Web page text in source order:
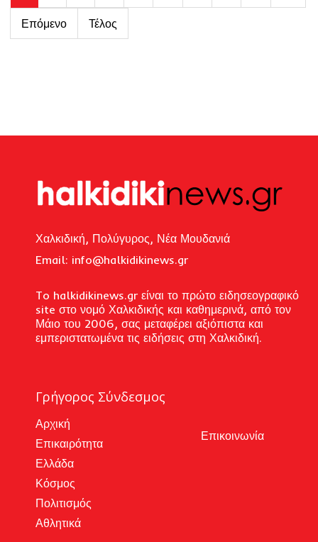
Επόμενο Τέλος
Χαλκιδική, Πολύγυρος, Νέα Μουδανιά
Email: info@halkidikinews.gr
To halkidikinews.gr είναι το πρώτο ειδησεογραφικό
site στο νομό Χαλκιδικής και καθημερινά, από τον
Μάιο του 2006, σας μεταφέρει αξιόπιστα και
εμπεριστατωμένα τις ειδήσεις στη Χαλκιδική.
Γρήγορος Σύνδεσμος
Αρχική
Επικαιρότητα
Ελλάδα
Κόσμος
Πολιτισμός
Αθλητικά
Επικοινωνία